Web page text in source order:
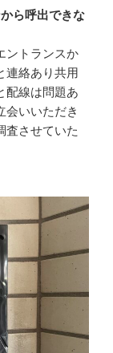
ら呼出できな
ントランスか
連絡あり共用
配線は問題あ
会いいただき
査させていた